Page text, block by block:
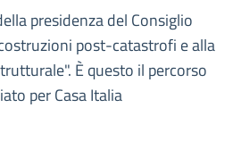
presidenza del Consiglio
post-catastrofi e alla
È questo il percorso
per Casa Italia